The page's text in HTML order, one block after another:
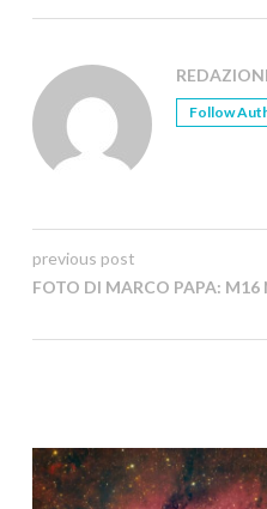
Follow
previous post
FOTO DI MARCO PAPA: M16